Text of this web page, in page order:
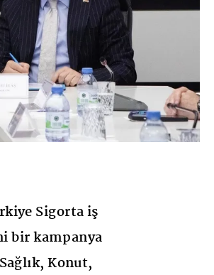
Sigorta iş
bir kampanya
Konut,